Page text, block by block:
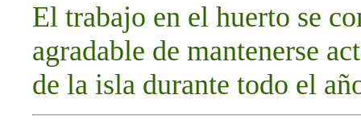
El trabajo en el huerto se
agradable de mantenerse
de la isla durante todo el